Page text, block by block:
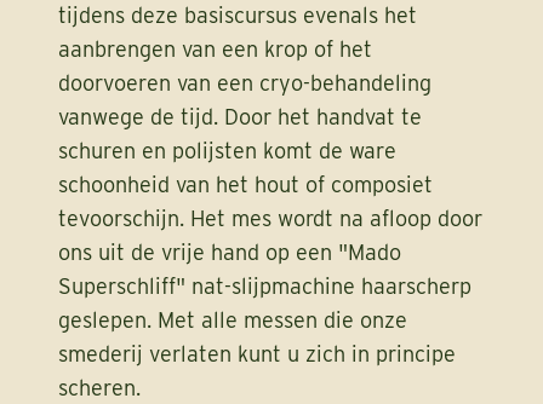
tijdens deze basiscursus evenals het
aanbrengen van een krop of het
doorvoeren van een cryo-behandeling
vanwege de tijd. Door het handvat te
schuren en polijsten komt de ware
schoonheid van het hout of composiet
tevoorschijn. Het mes wordt na afloop door
ons uit de vrije hand op een "Mado
Superschliff" nat-slijpmachine haarscherp
geslepen. Met alle messen die onze
smederij verlaten kunt u zich in principe
scheren.